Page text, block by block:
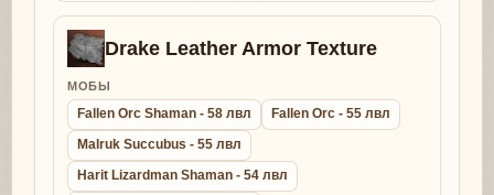
Drake Leather Armor Texture
МОБЫ
Fallen Orc Shaman - 58 лвл
Fallen Orc - 55 лвл
Malruk Succubus - 55 лвл
Harit Lizardman Shaman - 54 лвл